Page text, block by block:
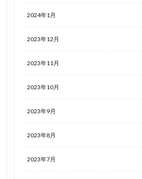
2024年1月
2023年12月
2023年11月
2023年10月
2023年9月
2023年8月
2023年7月